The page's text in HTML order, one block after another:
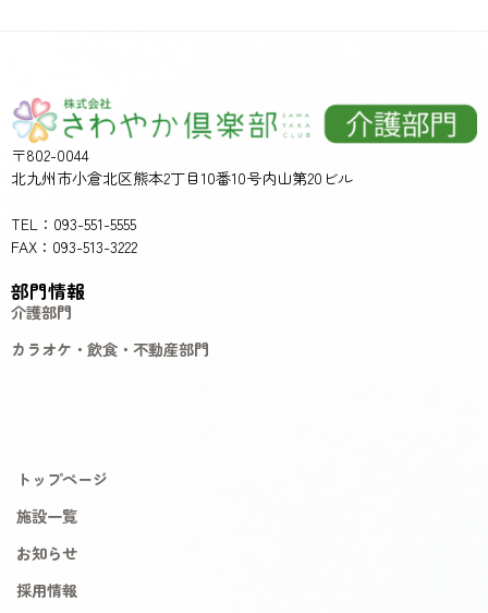
〒802-0044
北九州市小倉北区熊本2丁目10番10号内山第20ビル
TEL：093-551-5555
FAX：093-513-3222
部門情報
介護部門
カラオケ・飲食・不動産部門
トップページ
施設一覧
お知らせ
採用情報